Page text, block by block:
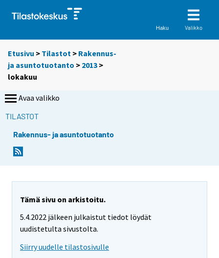
Haku Valikko
Etusivu > Tilastot > Rakennus-
ja asuntotuotanto > 2013 >
lokakuu
Avaa valikko
TILASTOT
Rakennus- ja asuntotuotanto
Tämä sivu on arkistoitu.
5.4.2022 jälkeen julkaistut tiedot löydät
uudistetulta sivustolta.
Siirry uudelle tilastosivulle